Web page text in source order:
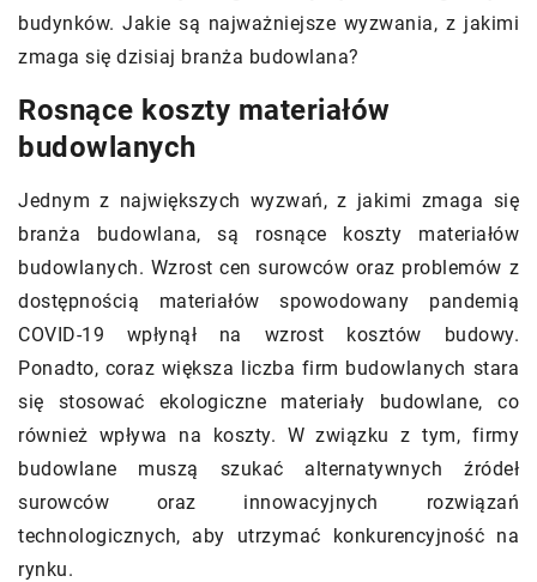
budynków. Jakie są najważniejsze wyzwania, z jakimi
zmaga się dzisiaj branża budowlana?
Rosnące koszty materiałów
budowlanych
Jednym z największych wyzwań, z jakimi zmaga się
branża budowlana, są rosnące koszty materiałów
budowlanych. Wzrost cen surowców oraz problemów z
dostępnością materiałów spowodowany pandemią
COVID-19 wpłynął na wzrost kosztów budowy.
Ponadto, coraz większa liczba firm budowlanych stara
się stosować ekologiczne materiały budowlane, co
również wpływa na koszty. W związku z tym, firmy
budowlane muszą szukać alternatywnych źródeł
surowców oraz innowacyjnych rozwiązań
technologicznych, aby utrzymać konkurencyjność na
rynku.